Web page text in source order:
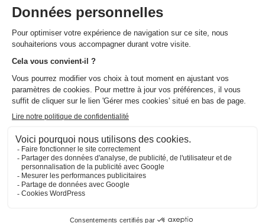
Changer mon mot de passe WiFi
Offres et services
Tarifs et conditions
Résiliation
Rétractation
Handicap
@ 2025 SFR SFR Business SFR Mayotte